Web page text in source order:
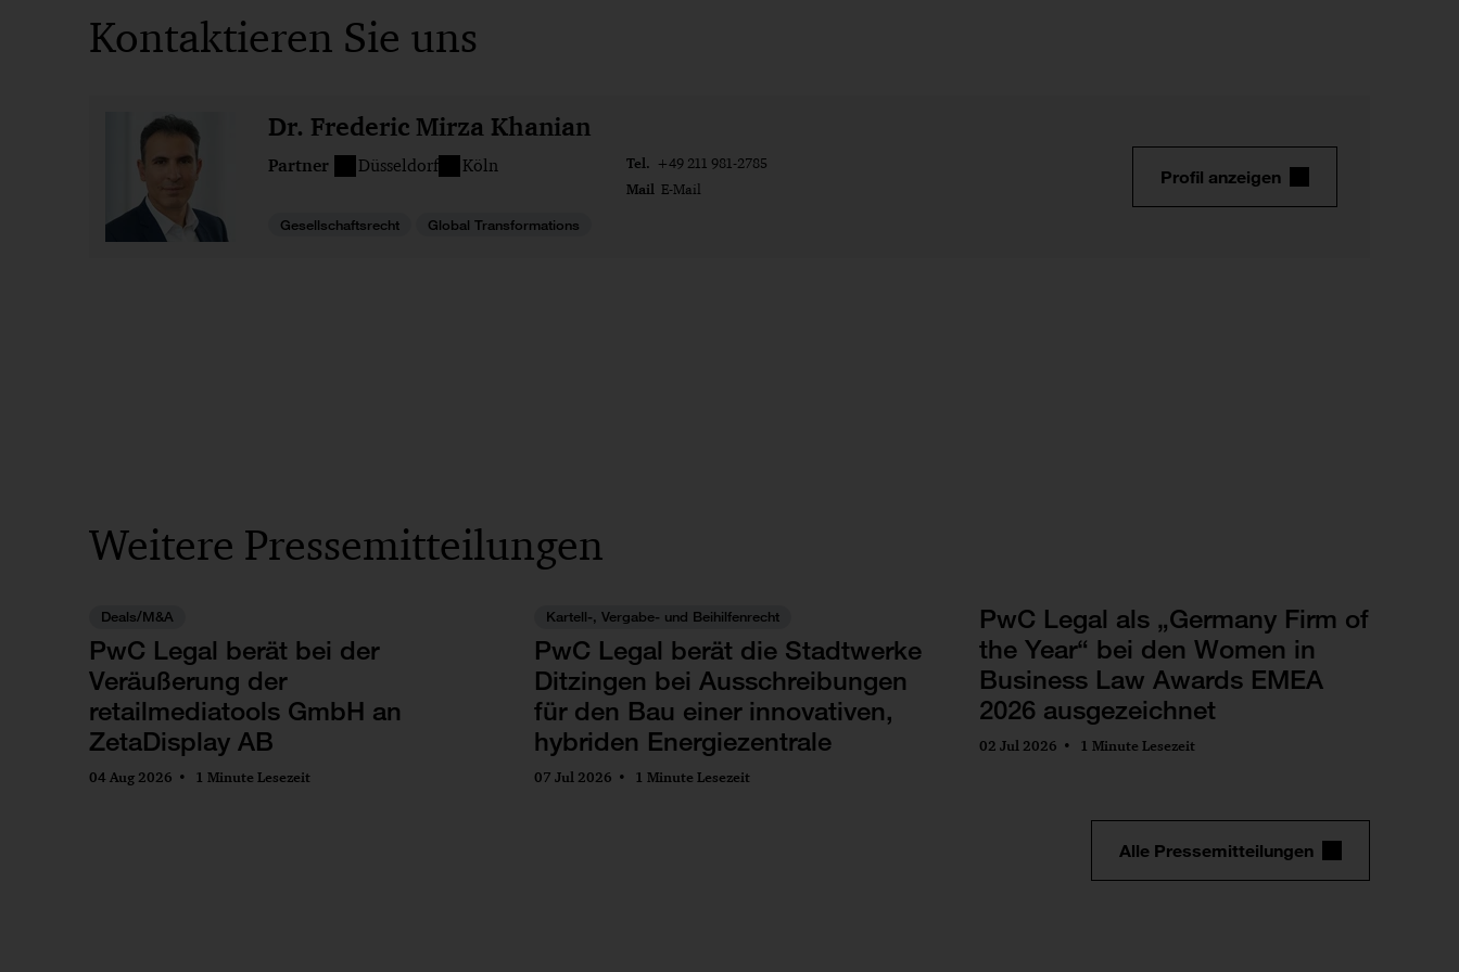
Kontaktieren Sie uns
Dr. Frederic Mirza Khanian
Partner Düsseldorf Köln Tel. +49 211 981-2785
Mail E-Mail
Gesellschaftsrecht Global Transformations
Profil anzeigen
Weitere Pressemitteilungen
Deals/M&A
PwC Legal berät bei der
Veräußerung der
retailmediatools GmbH an
ZetaDisplay AB
04 Aug 2026 1 Minute Lesezeit
Kartell-, Vergabe- und Beihilfenrecht
PwC Legal berät die Stadtwerke
Ditzingen bei Ausschreibungen
für den Bau einer innovativen,
hybriden Energiezentrale
07 Jul 2026 1 Minute Lesezeit
PwC Legal als „Germany Firm of
the Year“ bei den Women in
Business Law Awards EMEA
2026 ausgezeichnet
02 Jul 2026 1 Minute Lesezeit
Alle Pressemitteilungen